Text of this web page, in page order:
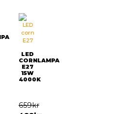
LED
CORNLAMPA
E27
15W
4000K
659kr